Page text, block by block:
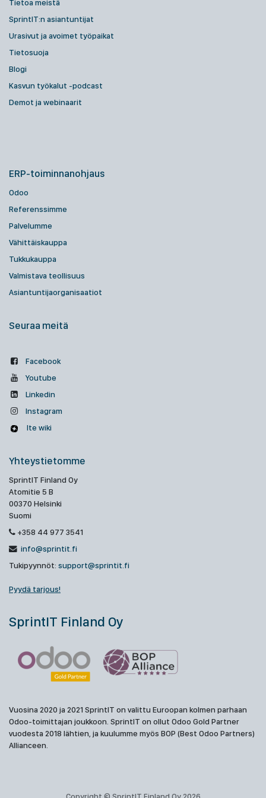
Tietoa meistä
SprintIT:n asiantuntijat
Urasivut ja avoimet työpaikat
Tietosuoja
Blogi
Kasvun työkalut -podcast
Demot ja webinaarit
ERP-toiminnanohjaus
Odoo
Referenssimme
Palvelumme
Vähittäiskauppa
Tukkukauppa
Valmistava teollisuus
Asiantuntijaorganisaatiot
Seuraa meitä
Facebook
Youtube
Linkedin
Instagram
Ite wiki
Yhteystietomme
SprintIT Finland Oy
Atomitie 5 B
00370 Helsinki
Suomi
+358 44 977 3541
info@sprintit.fi
Tukipyynnöt: support@sprintit.fi
Pyydä tarjous!
SprintIT Finland Oy
Vuosina 2020 ja 2021 SprintIT on valittu Euroopan kolmen parhaan
Odoo-toimittajan joukkoon. SprintIT on ollut Odoo Gold Partner
vuodesta 2018 lähtien, ja kuulumme myös BOP (Best Odoo Partners)
Allianceen.
Copyright © SprintIT Finland Oy 2026